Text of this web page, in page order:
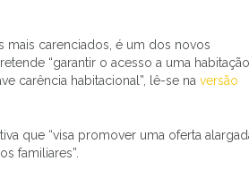
mais carenciados, é um dos novos
“garantir o acesso a uma habitação
carência habitacional”, lê-se na versão
que “visa promover uma oferta
familiares”.